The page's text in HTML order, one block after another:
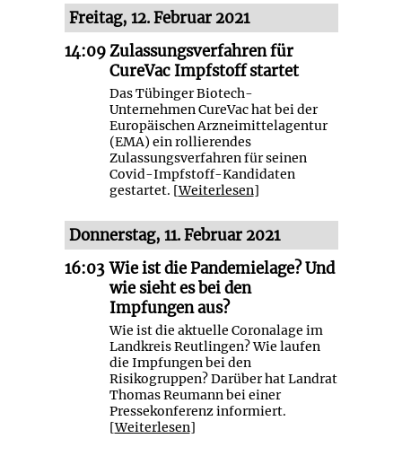
Freitag, 12. Februar 2021
14:09 Zulassungsverfahren für
CureVac Impfstoff startet
Das Tübinger Biotech-
Unternehmen CureVac hat bei der
Europäischen Arzneimittelagentur
(EMA) ein rollierendes
Zulassungsverfahren für seinen
Covid-Impfstoff-Kandidaten
gestartet. [Weiterlesen]
Donnerstag, 11. Februar 2021
16:03 Wie ist die Pandemielage? Und
wie sieht es bei den
Impfungen aus?
Wie ist die aktuelle Coronalage im
Landkreis Reutlingen? Wie laufen
die Impfungen bei den
Risikogruppen? Darüber hat Landrat
Thomas Reumann bei einer
Pressekonferenz informiert.
[Weiterlesen]